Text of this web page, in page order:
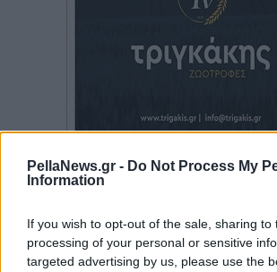
PellaNews.gr - Do Not Process My
Information
If you wish to opt-out of the sale, sharing to
processing of your personal or sensitive
targeted advertising by us, please use the